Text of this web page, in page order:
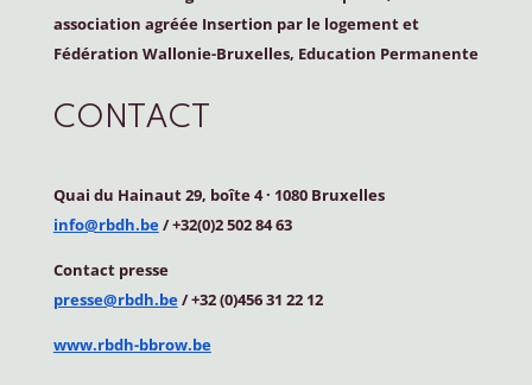
association agréée Insertion par le logement et
Fédération Wallonie-Bruxelles, Education Permanente
CONTACT
Quai du Hainaut 29, boîte 4· 1080 Bruxelles
info@rbdh.be/ +32(0)2 502 84 63
Contact presse
presse@rbdh.be/ +32 (0)456 31 22 12
www.rbdh-bbrow.be